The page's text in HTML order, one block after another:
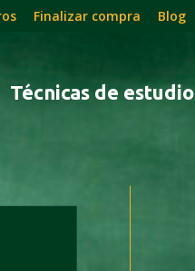
Finalizar compra Blog
Técnicas de estudio